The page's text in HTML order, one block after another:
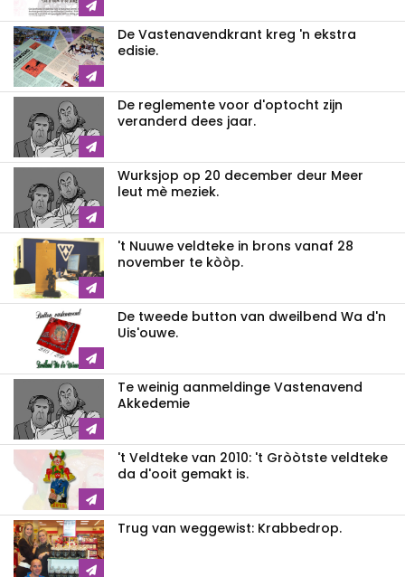
De Vastenavendkrant kreg 'n ekstra
edisie.
De reglemente voor d'optocht zijn
veranderd dees jaar.
Wurksjop op 20 december deur Meer
leut mè meziek.
't Nuuwe veldteke in brons vanaf 28
november te kòòp.
De tweede button van dweilbend Wa d'n
Uis'ouwe.
Te weinig aanmeldinge Vastenavend
Akkedemie
't Veldteke van 2010: 't Gròòtste veldteke
da d'ooit gemakt is.
Trug van weggewist: Krabbedrop.